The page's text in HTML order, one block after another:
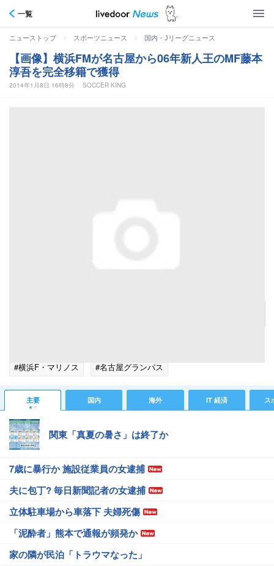
一覧
ニューストップ > スポーツニュース > 国内・Jリーグニュース
【画像】横浜FMが名古屋から06年新人王のMF藤本
淳吾を完全移籍で獲得
2014年1月8日 16時8分 SOCCER KING
#横浜F・マリノス
#名古屋グランパス
#移籍報道（サッカー）
主要 国内 海外 IT 経済 ス
関東「真夏の暑さ」は終了か
7歳に暴行か 施設従業員の女逮捕
夫に包丁? 毎日新聞記者の女逮捕
立体駐車場から車落下 夫婦死傷
「泥酔者」熊本で通報が頻発か
家の隣が民泊「トラウマなった」